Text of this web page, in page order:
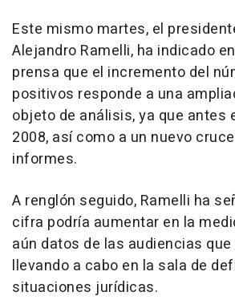
Este mismo martes, el
Alejandro Ramelli, ha indicado
prensa que el incremento del
positivos responde a una
objeto de análisis, ya que antes
2008, así como a un nuevo
informes.
A renglón seguido, Ramelli ha
cifra podría aumentar en la
aún datos de las audiencias
llevando a cabo en la sala de
situaciones jurídicas.